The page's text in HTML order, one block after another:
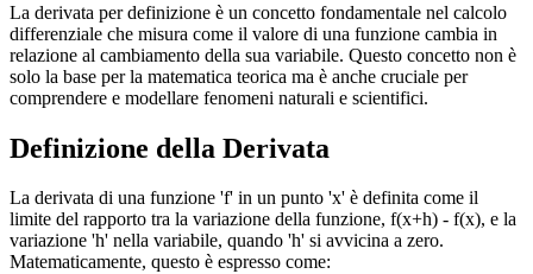
La derivata per definizione è un concetto fondamentale nel calcolo
differenziale che misura come il valore di una funzione cambia in
relazione al cambiamento della sua variabile. Questo concetto non è
solo la base per la matematica teorica ma è anche cruciale per
comprendere e modellare fenomeni naturali e scientifici.
Definizione della Derivata
La derivata di una funzione 'f' in un punto 'x' è definita come il
limite del rapporto tra la variazione della funzione, f(x+h) - f(x), e la
variazione 'h' nella variabile, quando 'h' si avvicina a zero.
Matematicamente, questo è espresso come: